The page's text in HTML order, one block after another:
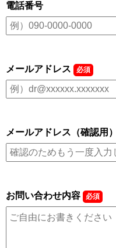
電話番号
メールアドレス 必須
メールアドレス（確認用）
お問い合わせ内容 必須